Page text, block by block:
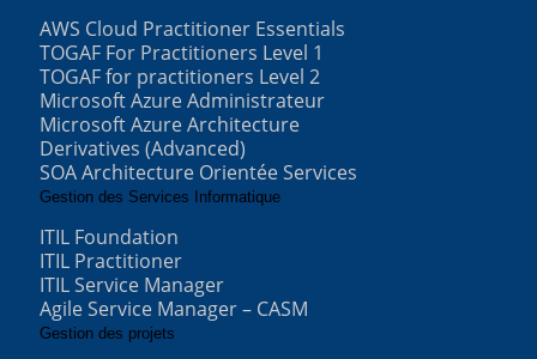
AWS Cloud Practitioner Essentials
TOGAF For Practitioners Level 1
TOGAF for practitioners Level 2
Microsoft Azure Administrateur
Microsoft Azure Architecture
Derivatives (Advanced)
SOA Architecture Orientée Services
Gestion des Services Informatique
ITIL Foundation
ITIL Practitioner
ITIL Service Manager
Agile Service Manager – CASM
Gestion des projets